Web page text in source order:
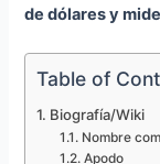
de dólares y
Table of
Biografía/Wiki
Nombre
Apodo